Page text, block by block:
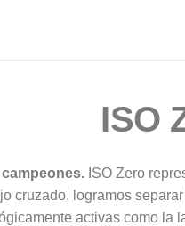
ISO
ISO Zero
cruzado, logramos
activas como la